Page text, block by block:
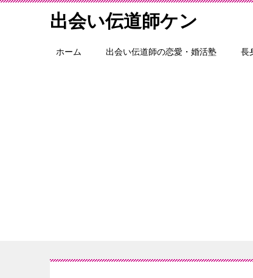
出会い伝道師ケン
ホーム 出会い伝道師の恋愛・婚活塾 長